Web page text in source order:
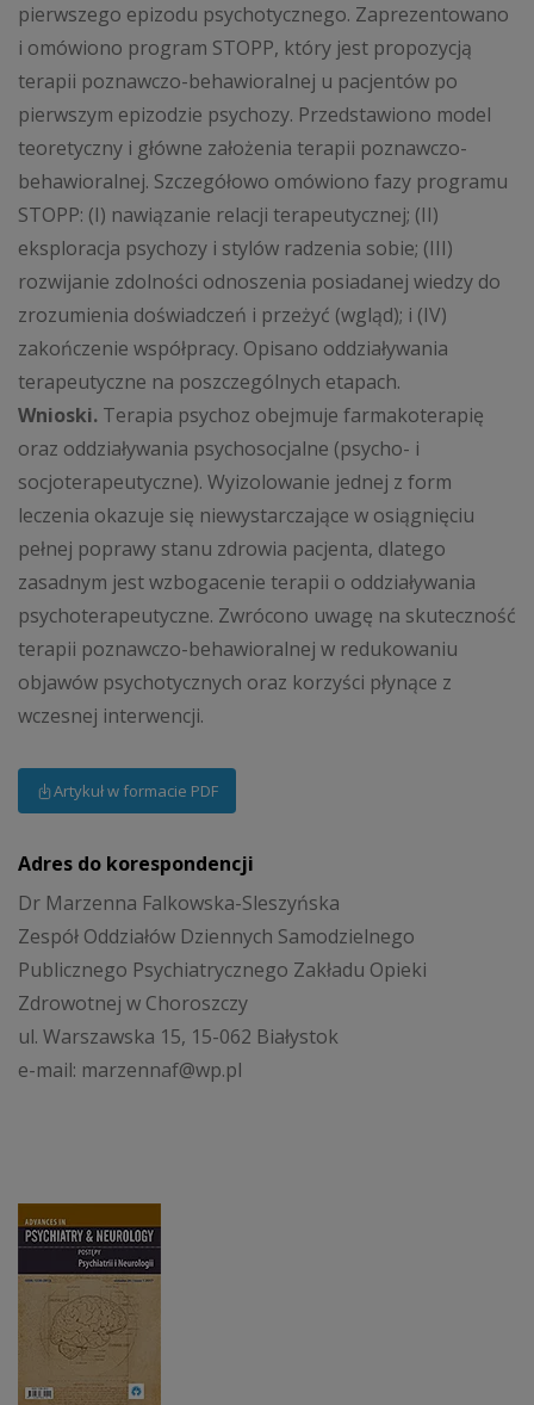
pierwszego epizodu psychotycznego. Zaprezentowano
i omówiono program STOPP, który jest propozycją
terapii poznawczo-behawioralnej u pacjentów po
pierwszym epizodzie psychozy. Przedstawiono model
teoretyczny i główne założenia terapii poznawczo-
behawioralnej. Szczegółowo omówiono fazy programu
STOPP: (I) nawiązanie relacji terapeutycznej; (II)
eksploracja psychozy i stylów radzenia sobie; (III)
rozwijanie zdolności odnoszenia posiadanej wiedzy do
zrozumienia doświadczeń i przeżyć (wgląd); i (IV)
zakończenie współpracy. Opisano oddziaływania
terapeutyczne na poszczególnych etapach.
Wnioski. Terapia psychoz obejmuje farmakoterapię
oraz oddziaływania psychosocjalne (psycho- i
socjoterapeutyczne). Wyizolowanie jednej z form
leczenia okazuje się niewystarczające w osiągnięciu
pełnej poprawy stanu zdrowia pacjenta, dlatego
zasadnym jest wzbogacenie terapii o oddziaływania
psychoterapeutyczne. Zwrócono uwagę na skuteczność
terapii poznawczo-behawioralnej w redukowaniu
objawów psychotycznych oraz korzyści płynące z
wczesnej interwencji.
Artykuł w formacie PDF
Adres do korespondencji
Dr Marzenna Falkowska-Sleszyńska
Zespół Oddziałów Dziennych Samodzielnego
Publicznego Psychiatrycznego Zakładu Opieki
Zdrowotnej w Choroszczy
ul. Warszawska 15, 15-062 Białystok
e-mail: marzennaf@wp.pl